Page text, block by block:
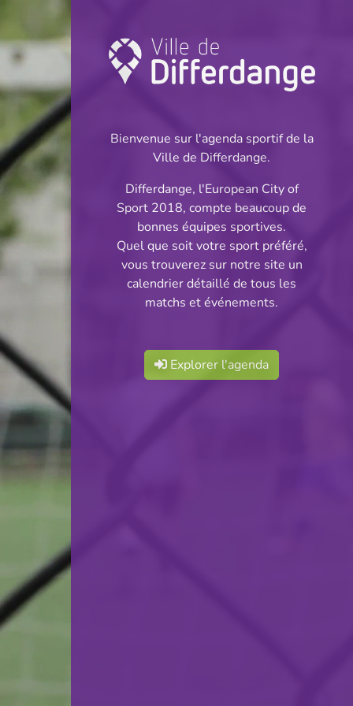
Championnat:
INFOS
23.05.2026
16:00
Stade Jos Haupert
Partager
BGL Ligue
Bienvenue sur l'agenda sportif de la
Ville de Differdange.
Differdange, l'European City of
Sport 2018, compte beaucoup de
bonnes équipes sportives.
Quel que soit votre sport préféré,
vous trouverez sur notre site un
calendrier détaillé de tous les
matchs et événements.
Explorer l'agenda